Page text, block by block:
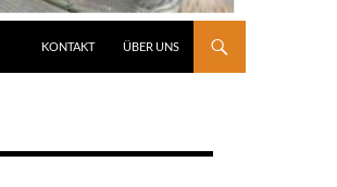
KONTAKT ÜBER UNS